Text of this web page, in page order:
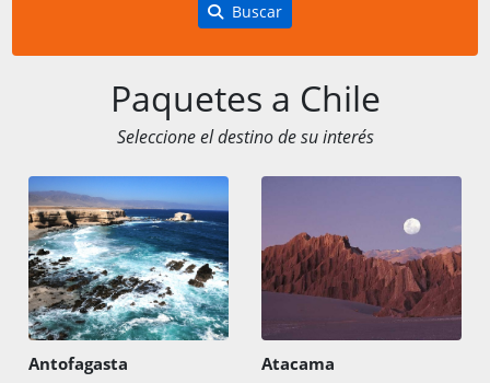
Buscar
Paquetes a Chile
Seleccione el destino de su interés
Antofagasta Atacama